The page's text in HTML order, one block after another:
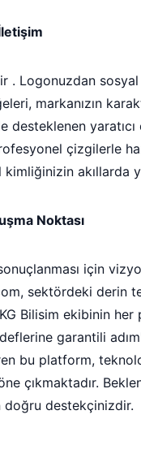
. Logonuzdan
markanızın
yaratıcı
çizgilerle
kimliğinizin akıllarda
Noktası
için
sektördeki derin
Bilisim ekibinin her
garantili
bu platform,
çıkmaktadır.
destekçinizdir.